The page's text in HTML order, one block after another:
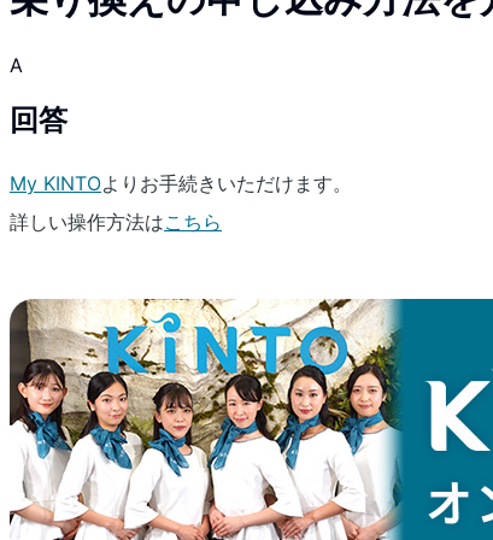
A
回答
My KINTOよりお手続きいただけます。
詳しい操作方法はこちら